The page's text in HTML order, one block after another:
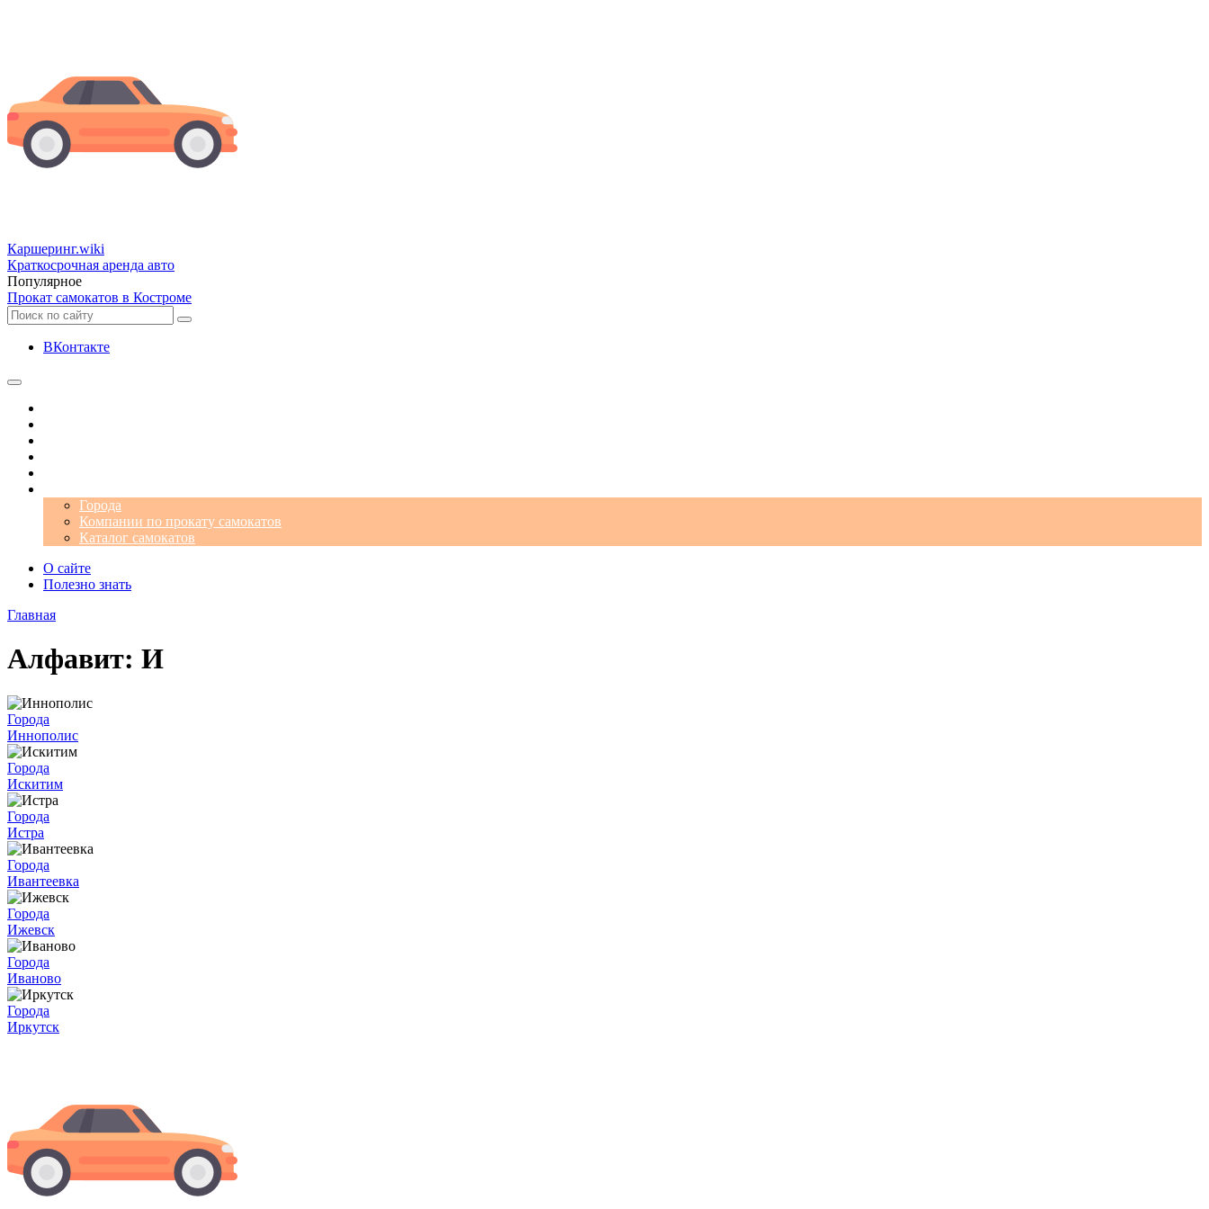
Каршеринг.wiki
Краткосрочная аренда авто
Популярное
Прокат самокатов в Костроме
ВКонтакте
Города
Компании по прокату самокатов
Каталог самокатов
О сайте
Полезно знать
Главная
Алфавит: И
Города
Иннополис
Города
Искитим
Города
Истра
Города
Ивантеевка
Города
Ижевск
Города
Иваново
Города
Иркутск